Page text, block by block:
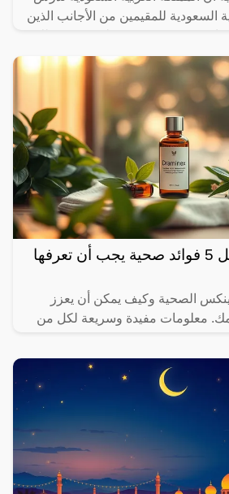
السعودية للمقيمين من الأجانب الذين
درامينكس: أفضل 5 فوائد صحية يجب أن تعرفها
الصحية وكيف يمكن أن يعزز
معلومات مفيدة وسريعة لكل من